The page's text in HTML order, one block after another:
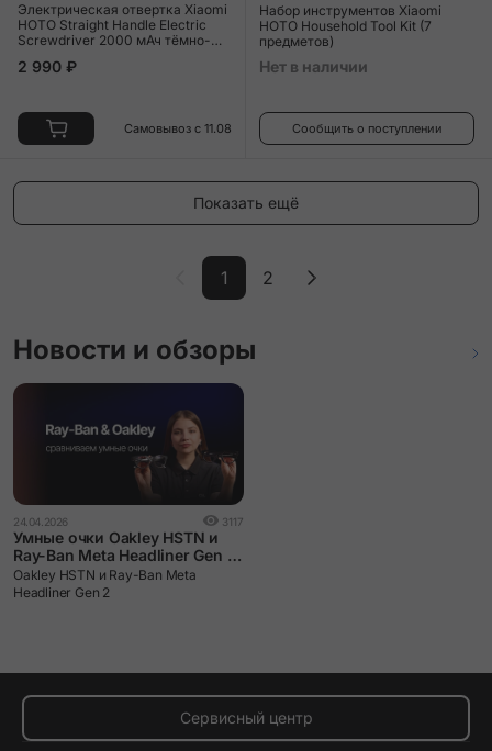
Электрическая отвертка Xiaomi
HOTO Straight Handle Electric
Screwdriver 2000 мАч тёмно-
2 990 ₽
Самовывоз с 11.08
Набор инструментов Xiaomi
HOTO Household Tool Kit (7
предметов)
Нет в наличии
Сообщить о поступлении
Показать ещё
1 2
Новости и обзоры
24.04.2026 3117
Умные очки Oakley HSTN и
Ray-Ban Meta Headliner Gen 2:
сравниваем и выбираем.
Oakley HSTN и Ray-Ban Meta
Headliner Gen 2
Сервисный центр